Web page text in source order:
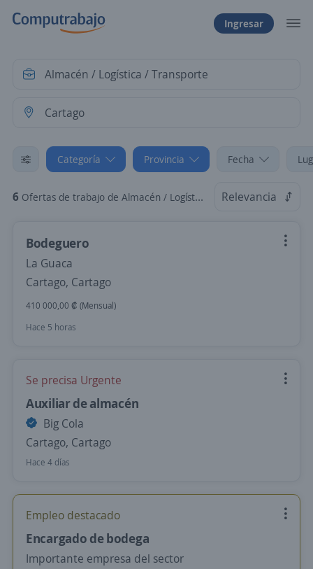
Ingresar
Categoría Provincia Fecha
6 Ofertas de trabajo de Almacén / Logística / Transporte en Cartago, Cartago Relevancia
Bodeguero
La Guaca
Cartago, Cartago
410 000,00 ₡ (Mensual)
Hace 5 horas
Se precisa Urgente
Auxiliar de almacén
Big Cola
Cartago, Cartago
Hace 4 días
Empleo destacado
Encargado de bodega
Importante empresa del sector